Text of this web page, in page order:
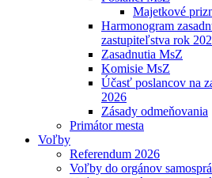
Majetkové
Harmonogram
zastupiteľstva rok
Zasadnutia MsZ
Komisie MsZ
Účasť poslancov na
2026
Zásady odmeňovania
Primátor mesta
Voľby
Referendum 2026
Voľby do orgánov